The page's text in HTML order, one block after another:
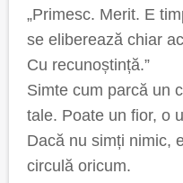
„Primesc. Merit. E
se eliberează chiar
Cu recunoștință.”
Simte cum parcă un
tale. Poate un fior, o
Dacă nu simți nimic,
circulă oricum.